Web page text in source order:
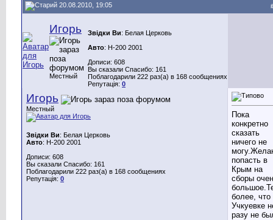
20.08.2010, 19:05
Игорь
Местный
Звідки Ви: Белая Церковь
Авто: H-200 2001
Дописи: 608
Вы сказали Спасибо: 161
Поблагодарили 222 раз(а) в 168 сообщениях
Репутація: 0
Игорь
Местный
Звідки Ви: Белая Церковь
Авто: H-200 2001
Дописи: 608
Вы сказали Спасибо: 161
Поблагодарили 222 раз(а) в 168 сообщениях
Репутація: 0
Пока
конкретно
сказать
ничего не
попасть в
Крым на
сборы
более, что
Учкуевке
разу не